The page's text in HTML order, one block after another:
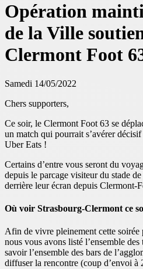
Opération
de la Ville
Clermont Foot
Samedi 14/05/2022
Chers supporters,
Ce soir, le Clermont Foot 63 se
un match qui pourrait s’avérer
Uber Eats !
Certains d’entre vous seront du
depuis le parcage visiteur du stade
derrière leur écran depuis Clermont-
Où voir Strasbourg-Clermont ce
Afin de vivre pleinement cette soirée
nous vous avons listé l’ensemble
savoir l’ensemble des bars de
diffuser la rencontre (coup d’envoi à